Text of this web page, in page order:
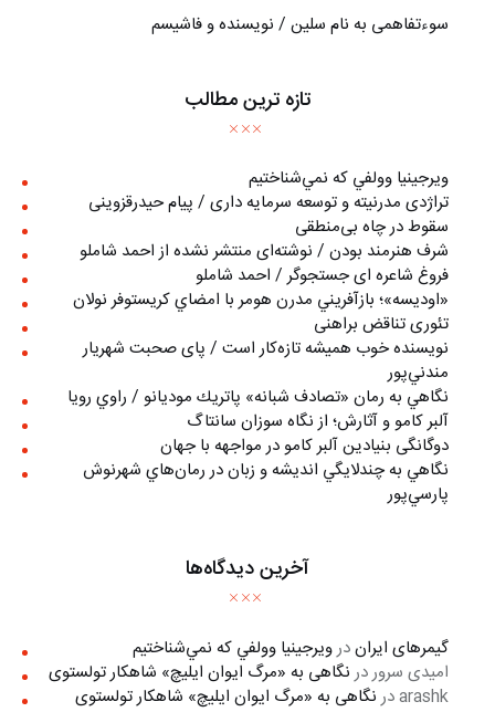
سوءتفاهمی به نام سلین / نویسنده و فاشیسم
تازه ترین مطالب
ويرجينيا وولفي كه نمي‌شناختيم
تراژدی مدرنیته و توسعه سرمایه داری / پیام حیدرقزوینی
سقوط در چاه بی‌منطقی
شرف هنرمند بودن / نوشته‌ای منتشر نشده از احمد شاملو
فروغ شاعره ای جستجوگر / احمد شاملو
«اوديسه»؛ بازآفريني مدرن هومر با امضاي كريستوفر نولان
تئوری تناقض براهنی
نويسنده خوب هميشه تازه‌كار است / پای صحبت شهريار
مندني‌پور
نگاهي به رمان «تصادف شبانه» پاتريك موديانو / راوي رويا
آلبر کامو و آثارش؛ از نگاه سوزان سانتاگ
دوگانگی بنیادین آلبر کامو در مواجهه با جهان
نگاهي به چندلايگي انديشه و زبان در رمان‌هاي شهرنوش
پارسي‌پور
آخرین دیدگاه‌ها
گیمرهای ایراندرويرجينيا وولفي كه نمي‌شناختيم
امیدی سروردر نگاهی به «مرگ ايوان ايليچ» شاهکار تولستوی
arashkدر نگاهی به «مرگ ايوان ايليچ» شاهکار تولستوی